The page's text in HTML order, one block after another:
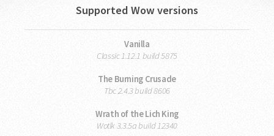
Supported Wow versions
Vanilla
Classic 1.12.1 build 5875
The Burning Crusade
Tbc 2.4.3 build 8606
Wrath of the Lich King
Wotlk 3.3.5a build 12340